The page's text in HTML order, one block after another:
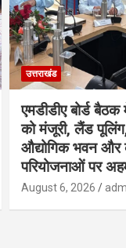
उत्तराखंड
एमडीडीए बोर्ड
को मंजूरी, लैंड
औद्योगिक भवन और
परियोजनाओं पर
August 6, 2026